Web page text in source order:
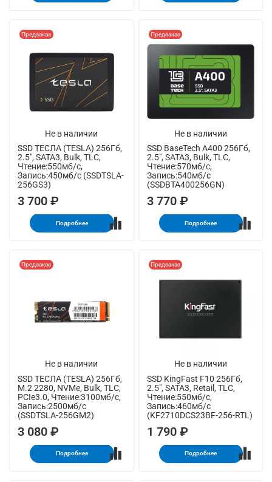
Не в наличии
Предзаказ
SSD ТЕСЛА (TESLA) 256Гб,
2.5", SATA3, Bulk, TLC,
Чтение:550мб/с,
Запись:450мб/с (SSDTSLA-
256GS3)
3 700 ₽
Подробнее
Не в наличии
Предзаказ
SSD BaseTech A400 256Гб,
2.5", SATA3, Bulk, TLC,
Чтение:570мб/с,
Запись:540мб/с
(SSDBTA400256GN)
3 770 ₽
Подробнее
Не в наличии
Предзаказ
SSD ТЕСЛА (TESLA) 256Гб,
M.2 2280, NVMe, Bulk, TLC,
PCIe3.0, Чтение:3100мб/с,
Запись:2500мб/с
(SSDTSLA-256GM2)
3 080 ₽
Подробнее
Не в наличии
Предзаказ
SSD KingFast F10 256Гб,
2.5", SATA3, Retail, TLC,
Чтение:550мб/с,
Запись:460мб/с
(KF2710DCS23BF-256-RTL)
1 790 ₽
Подробнее